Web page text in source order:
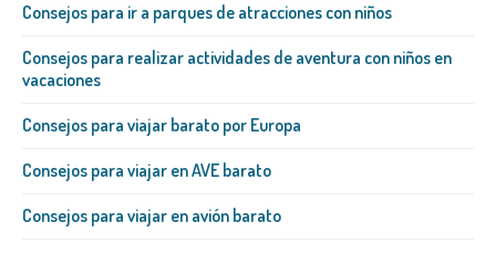
Consejos para ir a parques de atracciones con niños
Consejos para realizar actividades de aventura con niños en
vacaciones
Consejos para viajar barato por Europa
Consejos para viajar en AVE barato
Consejos para viajar en avión barato